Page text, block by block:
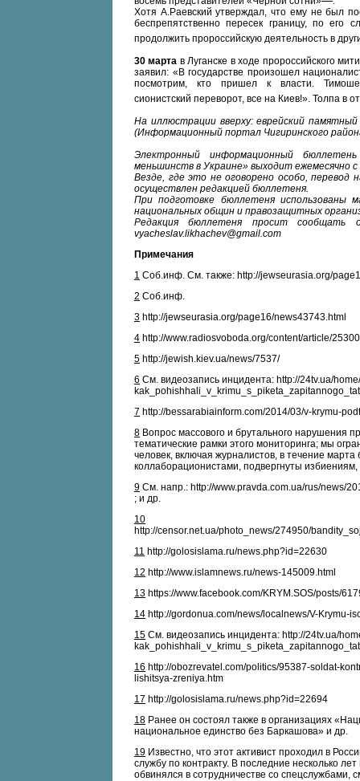
Хотя А.Раевский утверждал, что ему не был
беспрепятственно пересек границу, по его
продолжить пророссийскую деятельность в
30 марта в Луганске в ходе пророссийского
заявил: «В государстве произошел
посмотрим, кто пришел к власти.
сионистский переворот, все на Киев!». Толпа в
На иллюстрации вверху: еврейский
(Информационный портал Чигиринского
Электронный информационный
меньшинств в Украине» выходит ежемесячно с
Везде, где это не оговорено особо, перевод
осуществлен редакцией бюллетеня.
При подготовке бюллетеня использованы
национальных общин и правозащитных
Редакция бюллетеня просит сообщать
vyacheslav.likhachev@gmail.com
Примечания
1 Соб.инф. См. также: http://jewseurasia.org/
2 Соб.инф.
3 http://jewseurasia.org/page16/news43743.html
4 http://www.radiosvoboda.org/content/article/
5 http://jewish.kiev.ua/news/7537/
6 См. видеозапись инцидента: http://24tv.ua/
7 http://bessarabiainform.com/2014/03/v-krymu-
8 Вопрос массового и брутального нарушения
тематические рамки этого мониторинга; мы
человек, включая журналистов, в течение
коллаборационистами, подвергнуты
9 См. напр.: http://www.pravda.com.ua/rus/news/
; и др.
10
http://censor.net.ua/photo_news/274950/
11 http://golosislama.ru/news.php?id=22630
12 http://www.islamnews.ru/news-145009.html
13 https://www.facebook.com/KRYM.SOS/posts/
14 http://gordonua.com/news/localnews/V-Krymu-
15 См. видеозапись инцидента: http://24tv.ua/
16 http://obozrevatel.com/politics/95387-soldat-
lishitsya-zreniya.htm
17 http://golosislama.ru/news.php?id=22694
18 Ранее он состоял также в организациях
национальное единство без Баркашова» и др.
19 Известно, что этот активист проходил в
службу по контракту. В последние несколько
обвинялся в сотрудничестве со спецслужбами,